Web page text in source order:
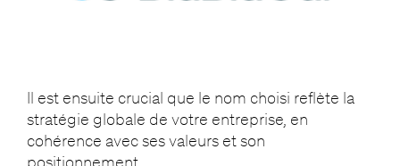
Il est ensuite crucial que le nom choisi reflète la
stratégie globale de votre entreprise, en
cohérence avec ses valeurs et son
positionnement.